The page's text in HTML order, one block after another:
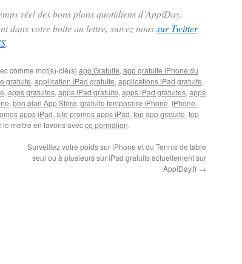
réel des bons plans quotidiens d’AppiDay,
dans votre boite au lettre, suivez noussur Twitter
.
comme mot(s)-clé(s) app Gratuite, app gratuite iPhone du
gratuite, application iPad gratuite, applications iPad gratuite,
, apps gratuites, apps iPad gratuite, apps iPad gratuites, apps
, bon plan App Store, gratuite temporaire iPhone, iPhone-
apps iPad, site promos apps iPad, top app gratuite, top
le mettre en favoris avecce permalien.
Surveillez votre poids sur iPhone et du Tennis de table
seul ou à plusieurs sur iPad gratuits actuellement sur
AppiDay.fr →